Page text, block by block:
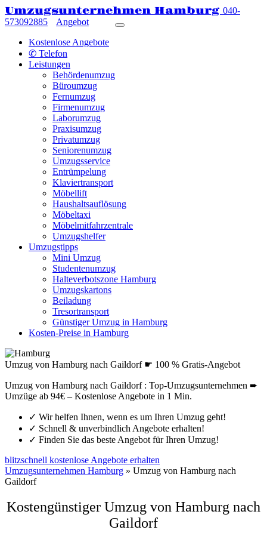
Umzugsunternehmen Hamburg 040-
573092885
Angebot
Kostenlose Angebote
✆ Telefon
Leistungen
Behördenumzug
Büroumzug
Fernumzug
Firmenumzug
Laborumzug
Praxisumzug
Privatumzug
Seniorenumzug
Umzugsservice
Entrümpelung
Klaviertransport
Möbellift
Haushaltsauflösung
Möbeltaxi
Möbelmitfahrzentrale
Umzugshelfer
Umzugstipps
Mini Umzug
Studentenumzug
Halteverbotszone Hamburg
Umzugskartons
Beiladung
Tresortransport
Günstiger Umzug in Hamburg
Kosten-Preise in Hamburg
Umzug von Hamburg nach Gaildorf ☛ 100 % Gratis-Angebot
Umzug von Hamburg nach Gaildorf : Top-Umzugsunternehmen ➨
Umzüge ab 94€ – Kostenlose Angebote in 1 Min.
✓ Wir helfen Ihnen, wenn es um Ihren Umzug geht!
✓ Schnell & unverbindlich Angebote erhalten!
✓ Finden Sie das beste Angebot für Ihren Umzug!
blitzschnell kostenlose Angebote erhalten
Umzugsunternehmen Hamburg » Umzug von Hamburg nach
Gaildorf
Kostengünstiger Umzug von Hamburg nach
Gaildorf